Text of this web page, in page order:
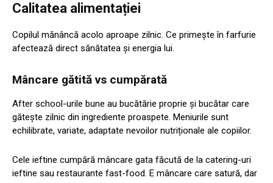
Calitatea alimentației
Copilul mănâncă acolo aproape zilnic. Ce primește în farfurie
afectează direct sănătatea și energia lui.
Mâncare gătită vs cumpărată
After school-urile bune au bucătărie proprie și bucătar care
gătește zilnic din ingrediente proaspete. Meniurile sunt
echilibrate, variate, adaptate nevoilor nutriționale ale copiilor.
Cele ieftine cumpără mâncare gata făcută de la catering-uri
ieftine sau restaurante fast-food. E mâncare care satură, dar